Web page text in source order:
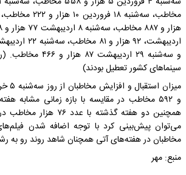
سینماهای کشور تعطیل بودند)
همچنین دو هفته گذشته
می‌توان پیش‌بینی کرد با توجه اضافه شدن
مخاطبان در هفته‌های آتی همچنان شاهد روند رو به
منبع: مهر